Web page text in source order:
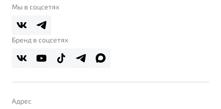
Belgee Плюс
Реферальная программа
О дилерском центре
Правовая информация
Мы в соцсетях
Бренд в соцсетях
Адрес